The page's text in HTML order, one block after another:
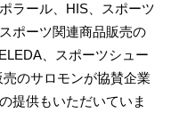
ラール、HIS、スポーツ
ポーツ関連商品販売の
、スポーツシュー
のサロモンが協賛企業
提供もいただいていま